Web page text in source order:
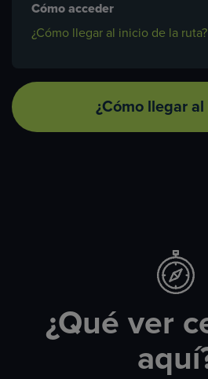
Cómo acceder
¿Cómo llegar al inicio de la ruta?
¿Cómo llegar
¿Qué ver